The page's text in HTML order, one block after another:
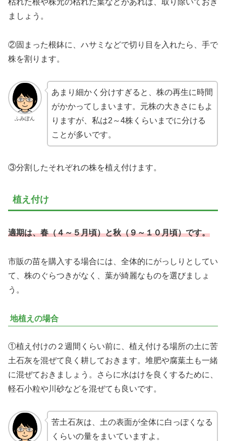
枯れた根や株元の枯れた葉などがあれば、取り除いておき
ましょう。
②固まった根鉢に、ハサミなどで切り目を入れたら、手で
株を割ります。
ふみぽん
あまり細かく分けすぎると、株の再生に時間
がかかってしまいます。元株の大きさにもよ
りますが、私は2～4株くらいまでに分ける
ことが多いです。
③分割したそれぞれの株を植え付けます。
植え付け
適期は、春（４～５月頃）と秋（９～１０月頃）です。
市販の苗を購入する場合には、全体的にがっしりとしてい
て、株のぐらつきがなく、葉が綺麗なものを選びましょ
う。
地植えの場合
①植え付けの２週間くらい前に、植え付ける場所の土に苦
土石灰を混ぜて良く耕しておきます。堆肥や腐葉土も一緒
に混ぜておきましょう。さらに水はけを良くするために、
軽石小粒や川砂などを混ぜても良いです。
苦土石灰は、土の表面が全体に白っぽくなる
くらいの量をまいていますよ。